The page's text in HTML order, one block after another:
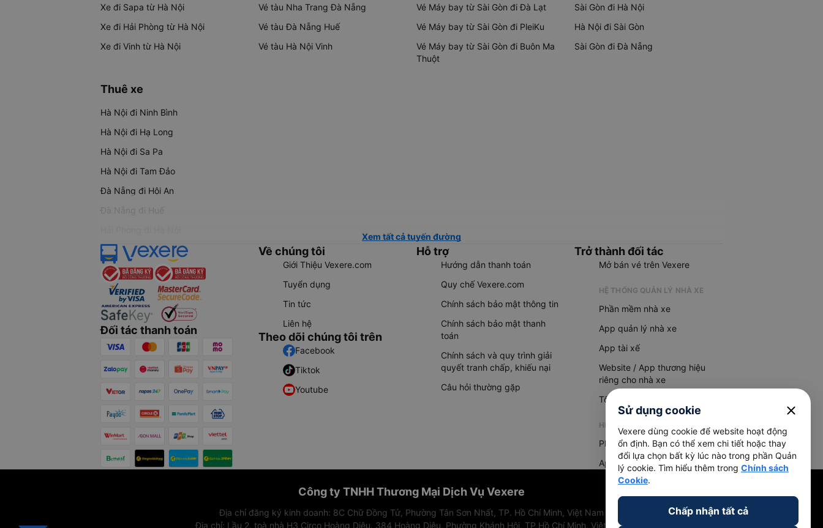
Xe đi Sapa từ Hà Nội
Xe đi Hải Phòng từ Hà Nội
Xe đi Vinh từ Hà Nội
Vé tàu Nha Trang Đà Nẵng
Vé tàu Đà Nẵng Huế
Vé tàu Hà Nội Vinh
Vé Máy bay từ Sài Gòn đi Đà Lạt
Vé Máy bay từ Sài Gòn đi PleiKu
Vé Máy bay từ Sài Gòn đi Buôn Ma
Thuột
Sài Gòn đi Hà Nội
Hà Nội đi Sài Gòn
Sài Gòn đi Đà Nẵng
Thuê xe
Hà Nội đi Ninh Bình
Hà Nội đi Hạ Long
Hà Nội đi Sa Pa
Hà Nội đi Tam Đảo
Đà Nẵng đi Hội An
Đà Nẵng đi Huế
Xem tất cả tuyến đường
Đối tác thanh toán
Về chúng tôi
Giới Thiệu Vexere.com
Tuyển dụng
Tin tức
Liên hệ
Theo dõi chúng tôi trên
Facebook
Tiktok
Youtube
Hỗ trợ
Hướng dẫn thanh toán
Quy chế Vexere.com
Chính sách bảo mật thông tin
Chính sách bảo mật thanh
toán
Chính sách và quy trình giải
quyết tranh chấp, khiếu nại
Câu hỏi thường gặp
Trở thành đối tác
Mở bán vé trên Vexere
HỆ THỐNG QUẢN LÝ NHÀ XE
Phần mềm nhà xe
App quản lý nhà xe
App tài xế
Website / App thương hiệu
riêng cho nhà xe
Tổng đài AI
HỆ THỐNG QUẢN LÝ HÀNG HOÁ
Phần mềm quản lý hàng hoá
App quản lý hàng hoá
Công ty TNHH Thương Mại Dịch Vụ Vexere
Địa chỉ đăng ký kinh doanh: 8C Chữ Đồng Tử, Phường Tân Sơn Nhất, TP. Hồ Chí Minh, Việt Nam
Địa chỉ: Lầu 2, toà nhà H3 Circo Hoàng Diệu, 384 Hoàng Diệu, Phường Khánh Hội, TP Hồ Chí Minh, Việt Nam
Sử dụng cookie close
Vexere dùng cookie để website hoạt động
ổn định. Bạn có thể xem chi tiết hoặc thay
đổi lựa chọn bất kỳ lúc nào trong phần Quản
lý cookie. Tìm hiểu thêm trong Chính sách
Cookie.
Chấp nhận tất cả